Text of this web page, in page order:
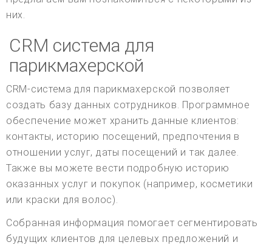
них.
CRM система для
парикмахерской
CRM-система для парикмахерской позволяет
создать базу данных сотрудников. Программное
обеспечение может хранить данные клиентов:
контакты, историю посещений, предпочтения в
отношении услуг, даты посещений и так далее.
Также вы можете вести подробную историю
оказанных услуг и покупок (например, косметики
или краски для волос).
Собранная информация помогает сегментировать
будущих клиентов для целевых предложений и